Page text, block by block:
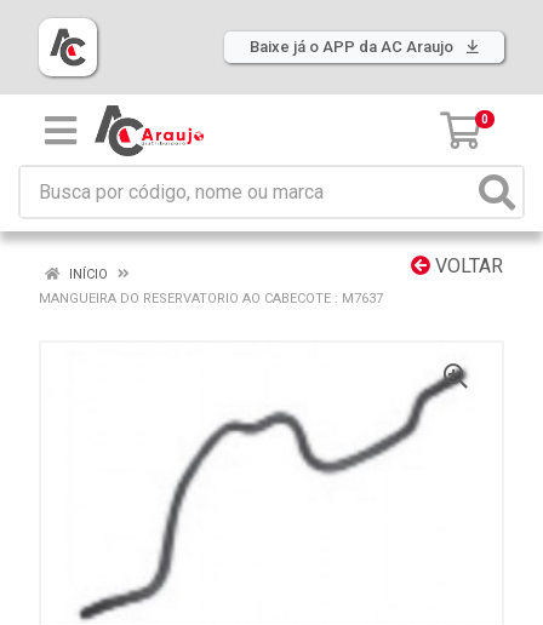
Baixe já o APP da AC Araujo
0
VOLTAR
INÍCIO
MANGUEIRA DO RESERVATORIO AO CABECOTE : M7637